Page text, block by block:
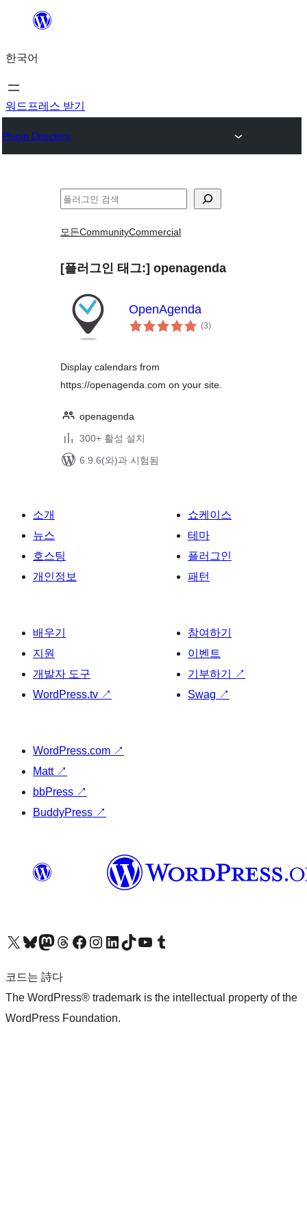
츠
로
바
가
한국어
워드프레스 받기
Plugin Directory
검
모든CommunityCommercial
[플러그인 태그:] openagenda
OpenAgenda
(3전
체)
Display calendars from
https://openagenda.com on your site.
openagenda
300+ 활성 설치
6.9.6(와)과 시험됨
소개
뉴스
호스팅
개인정보
쇼케이스
테마
플러그인
패턴
배우기
지원
개발자 도구
WordPress.tv ↗
참여하기
이벤트
기부하기
↗
Swag ↗
WordPress.com ↗
Matt ↗
bbPress ↗
BuddyPress ↗
X(이전 트위터) 계정 방문하기블루스카이 계정 방문하기마스토돈 계정 방문하기스레드 계정 방문하기 페이스북 페이지 방문하기인스타그램 계정 방문하기 LinkedIn 계정 방문하기틱톡 계정 방문하기유튜브 채널 방문하기 텀블러 계정 방문하기
코드는 詩다
The WordPress® trademark is the intellectual property of the
WordPress Foundation.